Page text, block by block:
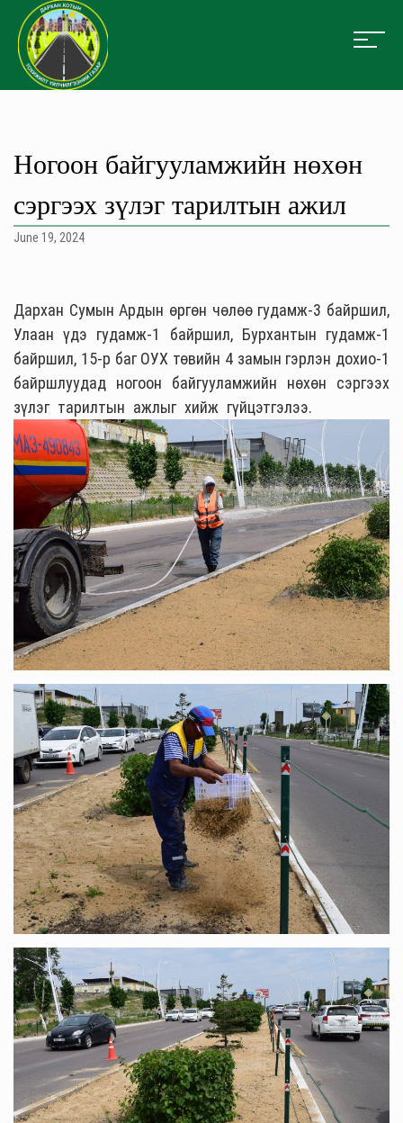
Ногоон байгууламжийн нөхөн
сэргээх зүлэг тарилтын ажил
June 19, 2024
Дархан Сумын Ардын өргөн чөлөө гудамж-3 байршил,
Улаанүдэ гудамж-1 байршил, Бурхантын гудамж-1
байршил, 15-р багОУХ төвийн 4 замын гэрлэн дохио-1
байршлуудад ногоон байгууламжийн нөхөн сэргээх
зүлэг тарилтын ажлыг хийж гүйцэтгэлээ.